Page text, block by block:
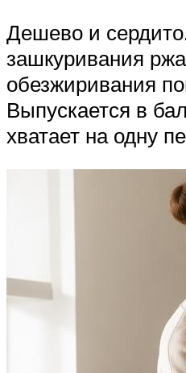
Дешево и
зашкуривания
обезжиривания
Выпускается в
хватает на одну